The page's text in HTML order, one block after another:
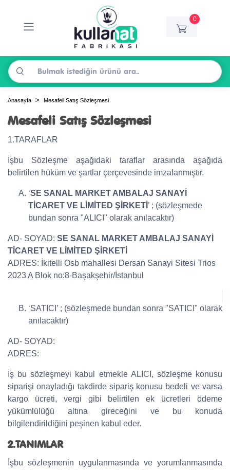
0
Anasayfa Mesafeli Satış Sözleşmesi
Mesafeli Satış Sözleşmesi
1.TARAFLAR
İşbu Sözleşme aşağıdaki taraflar arasında aşağıda
belirtilen hüküm ve şartlar çerçevesinde imzalanmıştır.
‘SE SANAL MARKET AMBALAJ SANAYİ
TİCARET VE LİMİTED ŞİRKETİ ’ ; (sözleşmede
bundan sonra "ALICI" olarak anılacaktır)
AD- SOYAD: SE SANAL MARKET AMBALAJ SANAYİ
TİCARET VE LİMİTED ŞİRKETİ
ADRES: İkitelli Osb mahallesi Dersan Sanayi Sitesi Trios
2023 A Blok no:8-Başakşehir/İstanbul
‘SATICI’ ; (sözleşmede bundan sonra "SATICI" olarak
anılacaktır)
AD- SOYAD:
ADRES:
İş bu sözleşmeyi kabul etmekle ALICI, sözleşme konusu
siparişi onayladığı takdirde sipariş konusu bedeli ve varsa
kargo ücreti, vergi gibi belirtilen ek ücretleri ödeme
yükümlülüğü altına gireceğini ve bu konuda
bilgilendirildiğini peşinen kabul eder.
2.TANIMLAR
İşbu sözleşmenin uygulanmasında ve yorumlanmasında